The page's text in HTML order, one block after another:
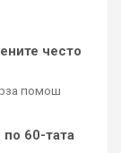
често
помош
60-тата